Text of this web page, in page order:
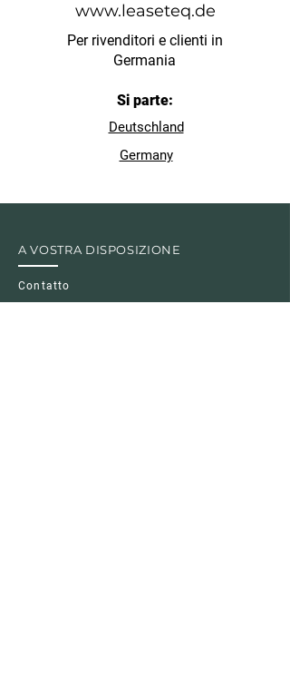
www.leaseteq.de
Per rivenditori e clienti in
Germania
Si parte:
Deutschland
Germany
A VOSTRA DISPOSIZIONE
Contatto